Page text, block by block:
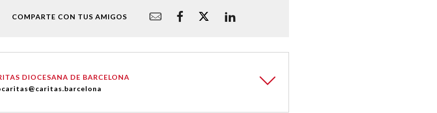
COMPARTE CON TUS AMIGOS
DIOCESANA DE BARCELONA